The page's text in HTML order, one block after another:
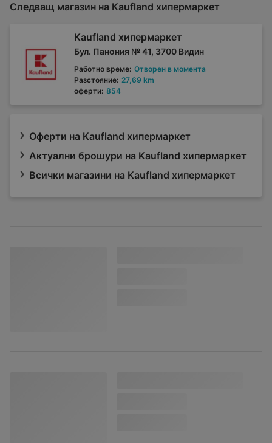
Следващ магазин на Kaufland хипермаркет
Kaufland хипермаркет
Бул. Панония № 41, 3700 Видин
Работно време: Отворен в момента
Разстояние: 27,69 km
оферти: 854
Оферти на Kaufland хипермаркет
Актуални брошури на Kaufland хипермаркет
Всички магазини на Kaufland хипермаркет